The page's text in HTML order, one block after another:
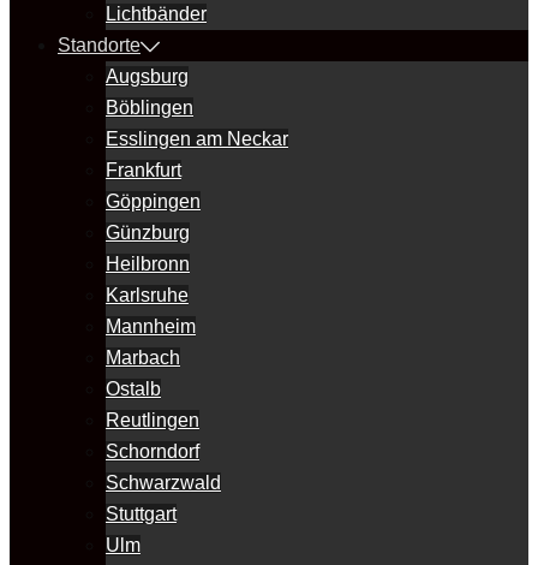
Lichtbänder
Standorte
Augsburg
Böblingen
Esslingen am Neckar
Frankfurt
Göppingen
Günzburg
Heilbronn
Karlsruhe
Mannheim
Marbach
Ostalb
Reutlingen
Schorndorf
Schwarzwald
Stuttgart
Ulm